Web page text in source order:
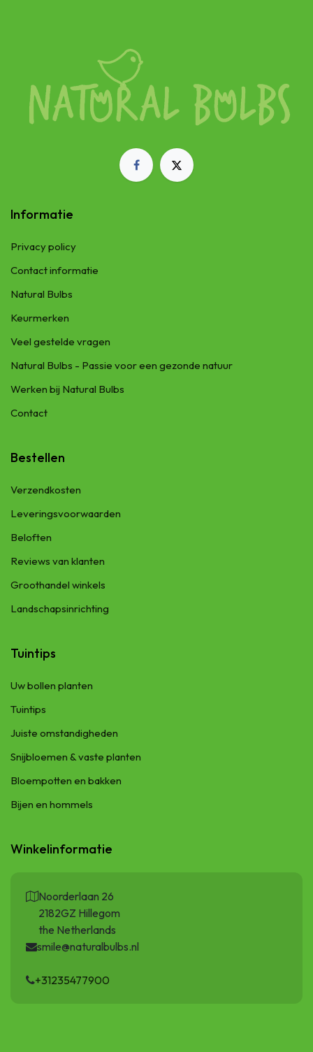
Informatie
Privacy policy
Contact informatie
Natural Bulbs
Keurmerken
Veel gestelde vragen
Natural Bulbs - Passie voor een gezonde natuur
Werken bij Natural Bulbs
Contact
Bestellen
Verzendkosten
Leveringsvoorwaarden
Beloften
Reviews van klanten
Groothandel winkels
Landschapsinrichting
Tuintips
Uw bollen planten
Tuintips
Juiste omstandigheden
Snijbloemen & vaste planten
Bloempotten en bakken
Bijen en hommels
Winkelinformatie
Noorderlaan 26
2182GZ Hillegom
the Netherlands
smile@naturalbulbs.nl
+31235477900